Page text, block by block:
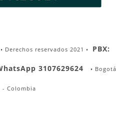
Derechos reservados 2021 • PBX:
3107629624 • Bogotá
- Colombia